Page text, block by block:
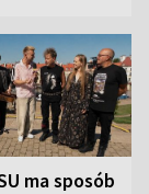
ma sposób